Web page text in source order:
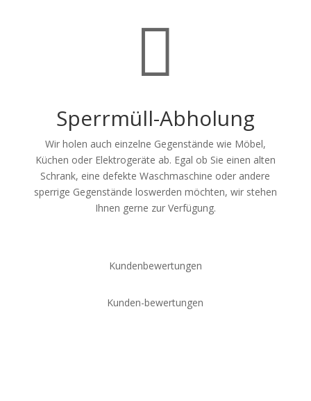

Sperrmüll-Abholung
Wir holen auch einzelne Gegenstände wie Möbel,
Küchen oder Elektrogeräte ab. Egal ob Sie einen alten
Schrank, eine defekte Waschmaschine oder andere
sperrige Gegenstände loswerden möchten, wir stehen
Ihnen gerne zur Verfügung.
Kundenbewertungen
Kunden-bewertungen